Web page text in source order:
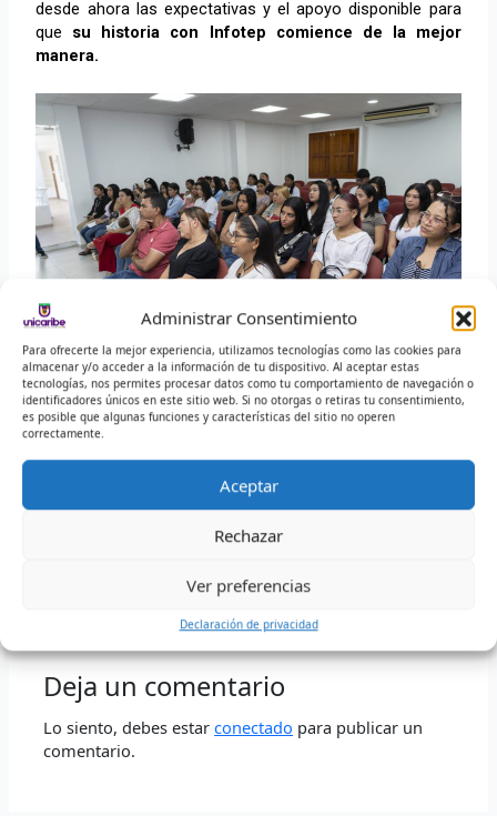
Administrar Consentimiento
Para ofrecerte la mejor experiencia, utilizamos tecnologías como las cookies para
almacenar y/o acceder a la información de tu dispositivo. Al aceptar estas
tecnologías, nos permites procesar datos como tu comportamiento de navegación o
identificadores únicos en este sitio web. Si no otorgas o retiras tu consentimiento,
es posible que algunas funciones y características del sitio no operen
correctamente.
Aceptar
Rechazar
Ver preferencias
Declaración de privacidad
desde ahora las expectativas y el apoyo disponible para
que su historia con Infotep comience de la mejor
manera.
Proceso de Comunicación Institucional
comunicacionhvg@infotephvg.edu.co
Comunicado de Prensa 164
Deja un comentario
Lo siento, debes estarconectado para publicar un
comentario.